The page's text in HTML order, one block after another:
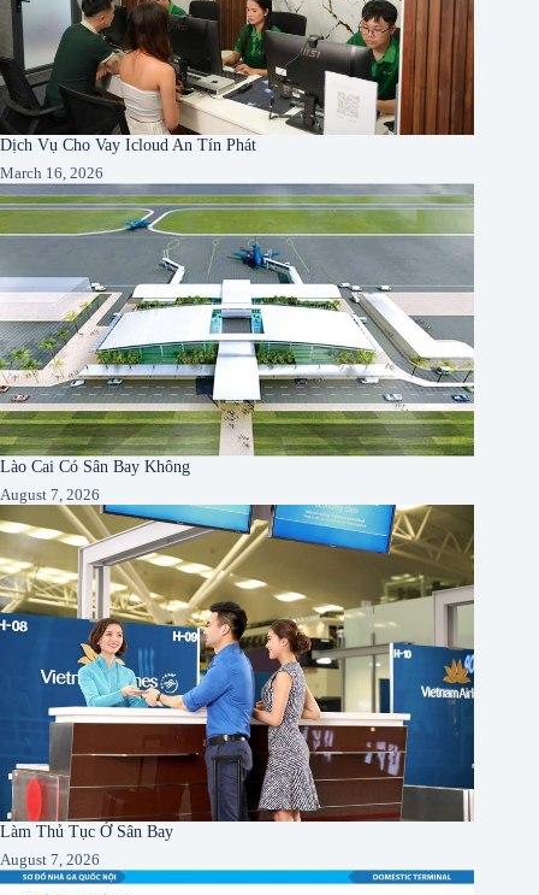
Dịch Vụ Cho Vay Icloud An Tín Phát
March 16, 2026
Lào Cai Có Sân Bay Không
August 7, 2026
Làm Thủ Tục Ở Sân Bay
August 7, 2026